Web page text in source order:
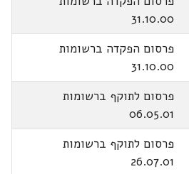
31.10.00
פרסום הפקדה ברשומות
31.10.00
פרסום לתוקף ברשומות
06.05.01
פרסום לתוקף ברשומות
26.07.01